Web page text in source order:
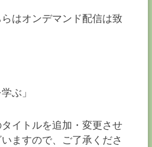
オンデマンド配信は致
ぶ」
イトルを追加・変更させ
ますので、ご了承くださ